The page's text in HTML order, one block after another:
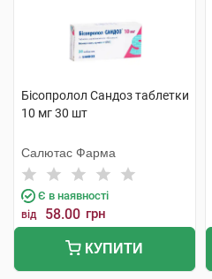
Бісопролол Сандоз таблетки
10 мг 30 шт
Салютас Фарма
Є в наявності
від 58.00 грн
КУПИТИ